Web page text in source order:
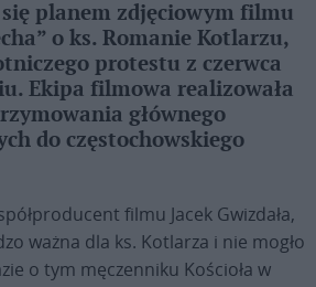
się planem zdjęciowym filmu
o ks. Romanie Kotlarzu,
protestu z czerwca
Ekipa filmowa realizowała
głównego
do częstochowskiego
filmu Jacek Gwizdała,
ważna dla ks. Kotlarza i nie mogło
o tym męczenniku Kościoła w